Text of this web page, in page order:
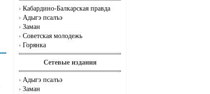
Кабардино-Балкарская правда
Адыгэ псалъэ
Заман
Советская молодежь
Горянка
Сетевые издания
Адыгэ псалъэ
Заман